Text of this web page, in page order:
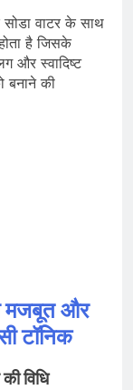
सोडा वाटर के साथ
है जिसके
और स्वादिष्ट
बनाने की
मजबूत और
टॉनिक
विधि